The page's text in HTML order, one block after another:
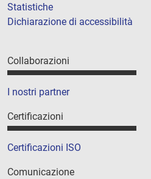
Statistiche
Dichiarazione di accessibilità
Collaborazioni
I nostri partner
Certificazioni
Certificazioni ISO
Comunicazione